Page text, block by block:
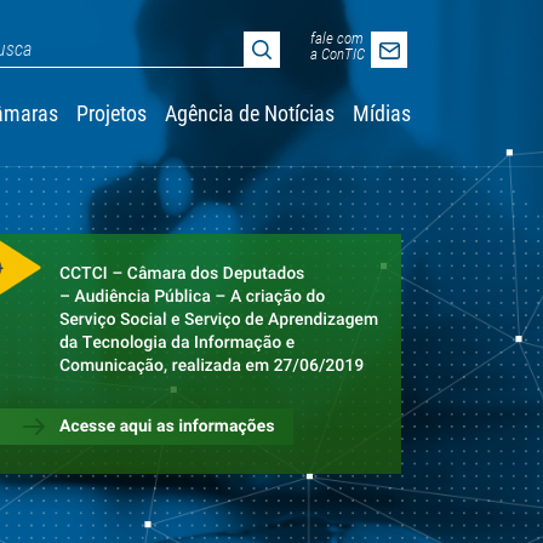
fale com
a ConTIC
Acesso Restrito
Projetos Agência de Notícias Mídias